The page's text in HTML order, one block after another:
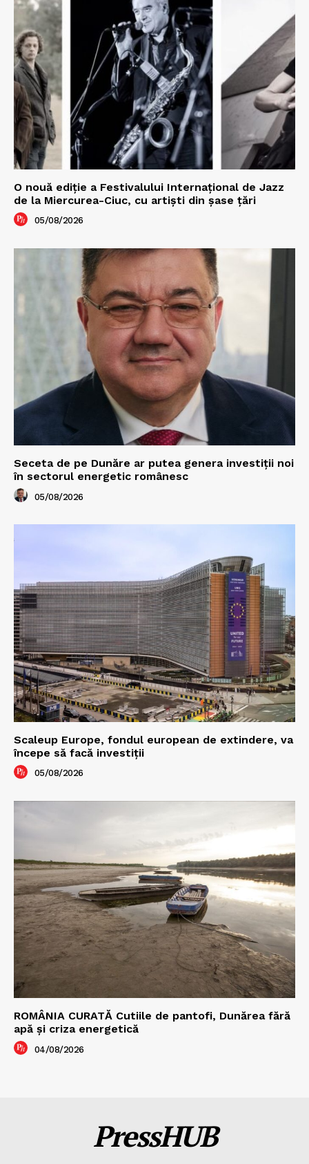
O nouă ediţie a Festivalului Internaţional de Jazz
de la Miercurea-Ciuc, cu artişti din şase ţări
05/08/2026
Seceta de pe Dunăre ar putea genera investiții noi
în sectorul energetic românesc
05/08/2026
Scaleup Europe, fondul european de extindere, va
începe să facă investiții
05/08/2026
ROMÂNIA CURATĂ Cutiile de pantofi, Dunărea fără
apă și criza energetică
04/08/2026
PressHUB